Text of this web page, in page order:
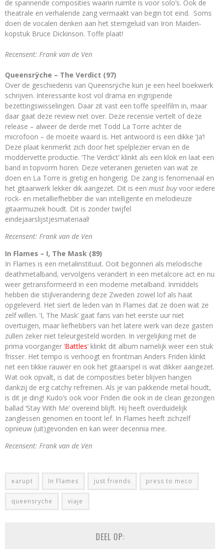
de spannende composities waarin ruimte is voor solo’s. Ook de
theatrale en verhalende zang vermaakt van begin tot eind. Soms
doen de vocalen denken aan het stemgeluid van Iron Maiden-
kopstuk Bruce Dickinson. Toffe plaat!
Recensent: Frank van de Ven
Queensrÿche – The Verdict (97)
Over de geschiedenis van Queensrÿche kun je een heel boekwerk
schrijven. Interessante kost vol drama en ingrijpende
bezettingswisselingen. Daar zit vast een toffe speelfilm in, maar
daar gaat deze review niet over. Deze recensie vertelt of deze
release – alweer de derde met Todd La Torre achter de
microfoon – de moeite waard is. Het antwoord is een dikke ‘Ja’!
Deze plaat kenmerkt zich door het spelplezier ervan en de
moddervette productie. ‘The Verdict’ klinkt als een klok en laat een
band in topvorm horen. Deze veteranen genieten van wat ze
doen en La Torre is gretig en hongerig. De zang is fenomenaal en
het gitaarwerk lekker dik aangezet. Dit is een must buyvoor iedere
rock- en metalliefhebber die van intelligente en melodieuze
gitaarmuziek houdt. Dit is zonder twijfel
eindejaarslijstjesmateriaal!
Recensent: Frank van de Ven
In Flames – I, The Mask (89)
In Flames is een metalinstituut. Ooit begonnen als melodische
deathmetalband, vervolgens verandert in een metalcore act en nu
weer getransformeerd in een moderne metalband. Inmiddels
hebben die stijlverandering deze Zweden zowel lof als haat
opgeleverd. Het siert de leden van In Flames dat ze doen wat ze
zelf willen. ‘I, The Mask’ gaat fans van het eerste uur niet
overtuigen, maar liefhebbers van het latere werk van deze gasten
zullen zeker niet teleurgesteld worden. In vergelijking met de
prima voorganger ‘Battles‘ klinkt dit album namelijk weer een stuk
frisser. Het tempo is verhoogt en frontman Anders Friden klinkt
net een tikkie rauwer en ook het gitaarspel is wat dikker aangezet.
Wat ook opvalt, is dat de composities beter blijven hangen
dankzij de erg catchy refreinen. Als je van pakkende metal houdt,
is dit je ding! Kudo’s ook voor Friden die ook in de clean gezongen
ballad ‘Stay With Me’ overeind blijft. Hij heeft overduidelijk
zanglessen genomen en toont lef. In Flames heeft zichzelf
opnieuw (uit)gevonden en kan weer decennia mee.
Recensent: Frank van de Ven
earupt In Flames just friends press to meco
queensryche viaje
DEEL OP: